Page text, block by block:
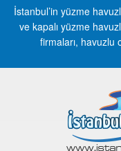
İstanbul’in yüzme
ve kapalı yüzme
firmaları, havuzlu